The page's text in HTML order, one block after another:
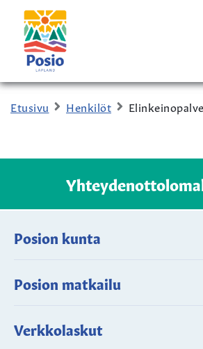
Siirry sisältöön
Kaupungin
logo
Etusivu Henkilöt
Posion kunta
Posion matkailu
Verkkolaskut